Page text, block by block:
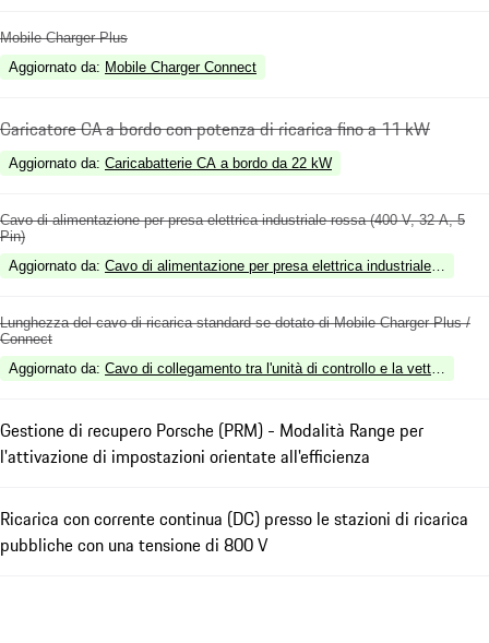
Mobile Charger Plus
Aggiornato da: Mobile Charger Connect
Caricatore CA a bordo con potenza di ricarica fino a 11 kW
Aggiornato da: Caricabatterie CA a bordo da 22 kW
Cavo di alimentazione per presa elettrica industriale rossa (400 V, 32 A, 5
Pin)
Aggiornato da: Cavo di alimentazione per presa elettrica industriale rossa
Lunghezza del cavo di ricarica standard se dotato di Mobile Charger Plus /
Connect
Aggiornato da: Cavo di collegamento tra l'unità di controllo e la vettura:
Gestione di recupero Porsche (PRM) - Modalità Range per
l'attivazione di impostazioni orientate all'efficienza
Ricarica con corrente continua (DC) presso le stazioni di ricarica
pubbliche con una tensione di 800 V